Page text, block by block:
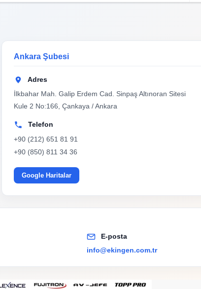
Ankara Şubesi
Adres
İlkbahar Mah. Galip Erdem Cad. Sinpaş Altınoran Sitesi
Kule 2 No:166, Çankaya / Ankara
Telefon
+90 (212) 651 81 91
+90 (850) 811 34 36
Google Haritalar
E-posta
info@ekingen.com.tr